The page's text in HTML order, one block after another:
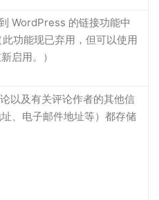
WordPress 的链接功能中
此功能现已弃用，但可以使用
启用。）
以及有关评论作者的其他信
、电子邮件地址等）都存储